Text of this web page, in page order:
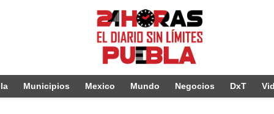
Municipios Mexico Mundo Negocios DxT